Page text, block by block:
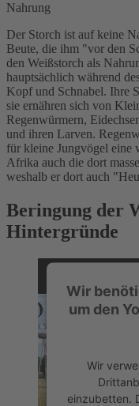
Nahrung
Der Storch ist auf keine
Beute, die ihm "vor den
den Weißstorch als
hauptsächlich während
Kopf und Schnabel. Ihre
sie ernähren sich von
Regenwürmern,
und ihren Larven.
für kleine Jungvögel eine
Afrika auch die dort
weshalb er dort auch
Beringung der
Hintergründe
Wir
um den
Wir
einzubetten.